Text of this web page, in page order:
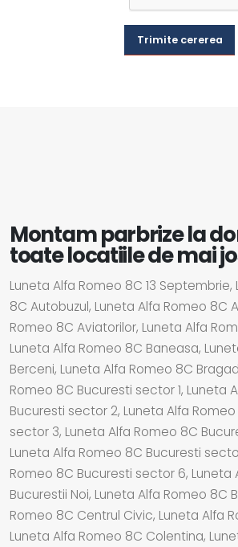
Trimite cererea
Montam parbrize la
toate locatiile de mai
Luneta Alfa Romeo 8C 13
8C Autobuzul, Luneta Alfa Romeo 8C
Romeo 8C Aviatorilor, Luneta Alfa
Luneta Alfa Romeo 8C Baneasa,
Berceni, Luneta Alfa Romeo 8C
Romeo 8C Bucuresti sector 1, Luneta
Bucuresti sector 2, Luneta Alfa
sector 3, Luneta Alfa Romeo 8C
Luneta Alfa Romeo 8C Bucuresti
Romeo 8C Bucuresti sector 6, Luneta
Bucurestii Noi, Luneta Alfa Romeo 8C
Romeo 8C Centrul Civic, Luneta Alfa
Luneta Alfa Romeo 8C Colentina,